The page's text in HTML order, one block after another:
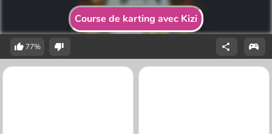
Course de karting avec Kizi
77%